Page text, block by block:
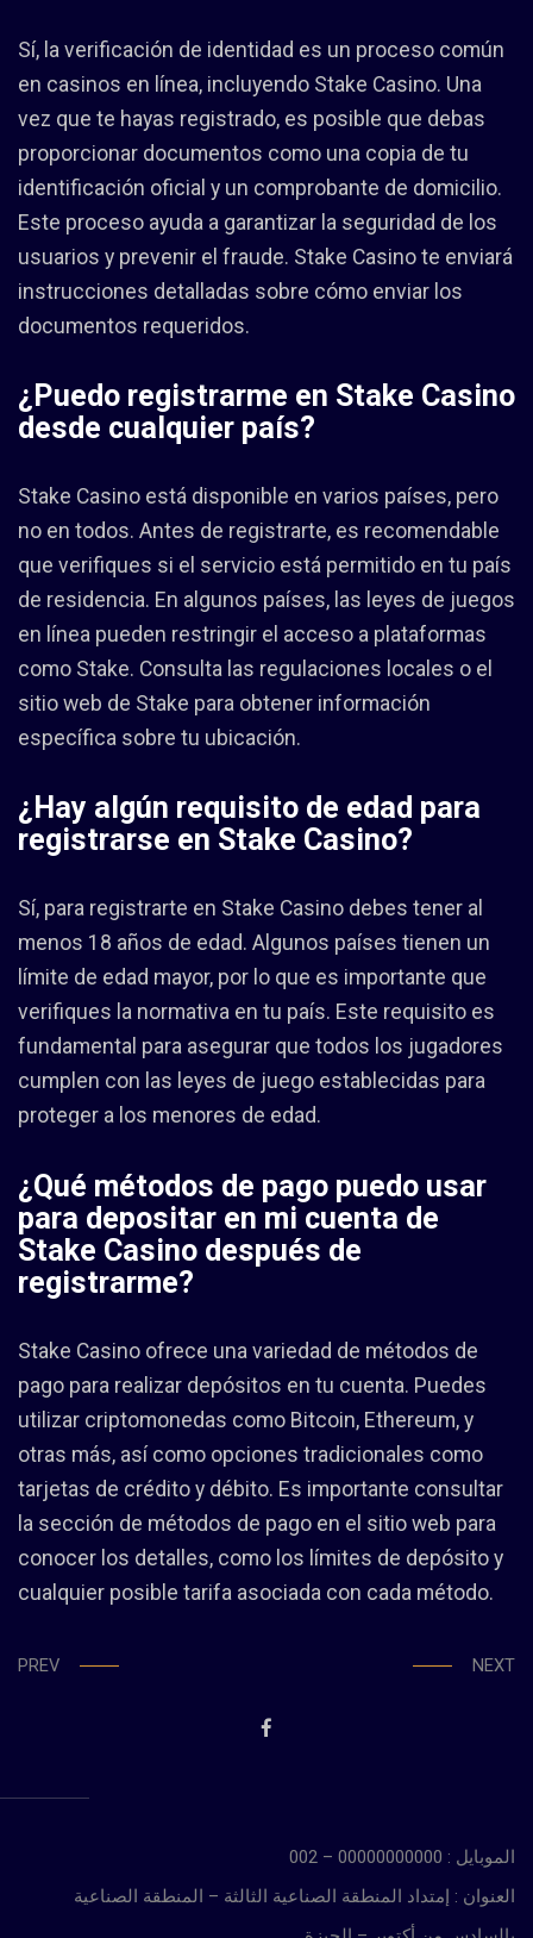
Sí, la verificación de identidad es un proceso común
en casinos en línea, incluyendo Stake Casino. Una
vez que te hayas registrado, es posible que debas
proporcionar documentos como una copia de tu
identificación oficial y un comprobante de domicilio.
Este proceso ayuda a garantizar la seguridad de los
usuarios y prevenir el fraude. Stake Casino te enviará
instrucciones detalladas sobre cómo enviar los
documentos requeridos.
¿Puedo registrarme en Stake Casino
desde cualquier país?
Stake Casino está disponible en varios países, pero
no en todos. Antes de registrarte, es recomendable
que verifiques si el servicio está permitido en tu país
de residencia. En algunos países, las leyes de juegos
en línea pueden restringir el acceso a plataformas
como Stake. Consulta las regulaciones locales o el
sitio web de Stake para obtener información
específica sobre tu ubicación.
¿Hay algún requisito de edad para
registrarse en Stake Casino?
Sí, para registrarte en Stake Casino debes tener al
menos 18 años de edad. Algunos países tienen un
límite de edad mayor, por lo que es importante que
verifiques la normativa en tu país. Este requisito es
fundamental para asegurar que todos los jugadores
cumplen con las leyes de juego establecidas para
proteger a los menores de edad.
¿Qué métodos de pago puedo usar
para depositar en mi cuenta de
Stake Casino después de
registrarme?
Stake Casino ofrece una variedad de métodos de
pago para realizar depósitos en tu cuenta. Puedes
utilizar criptomonedas como Bitcoin, Ethereum, y
otras más, así como opciones tradicionales como
tarjetas de crédito y débito. Es importante consultar
la sección de métodos de pago en el sitio web para
conocer los detalles, como los límites de depósito y
cualquier posible tarifa asociada con cada método.
PREV NEXT
الموبايل : 00000000000 – 002
العنوان : إمتداد المنطقة الصناعية الثالثة – المنطقة الصناعية